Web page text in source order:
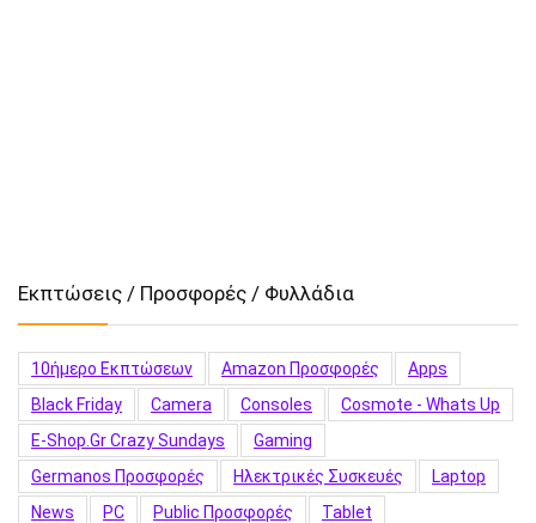
Εκπτώσεις / Προσφορές / Φυλλάδια
10ήμερο Εκπτώσεων Amazon Προσφορές
Apps
Black Friday
Camera Consoles
Cosmote - Whats Up
E-Shop.gr Crazy Sundays
Gaming
Germanos Προσφορές
Hλεκτρικές Συσκευές
Laptop
News
PC Public Προσφορές
Tablet